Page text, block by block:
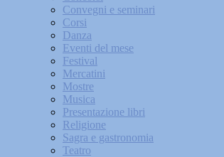
Convegni e seminari
Corsi
Danza
Eventi del mese
Festival
Mercatini
Mostre
Musica
Presentazione libri
Religione
Sagra e gastronomia
Teatro